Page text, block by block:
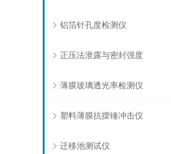
铝箔针孔度检测仪
正压法泄露与密封强度
薄膜玻璃透光率检测仪
塑料薄膜抗摆锤冲击仪
迁移池测试仪